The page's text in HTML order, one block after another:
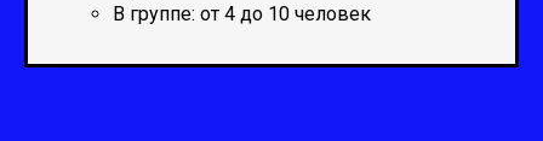
В группе: от 4 до 10 человек